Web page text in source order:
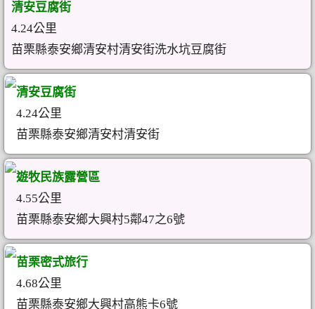
清安豆腐街
4.24公里
苗栗縣泰安鄉清安村清安街洗水坑豆腐街
清安豆腐街
4.24公里
苗栗縣泰安鄉清安村清安街
遊牧民族露營區
4.55公里
苗栗縣泰安鄉大興村5鄰47之6號
苗栗密式旅行
4.68公里
苗栗縣泰安鄉大興村高熊卡6號